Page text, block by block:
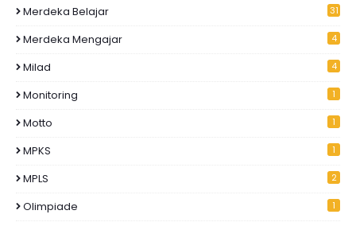
Merdeka Belajar 31
Merdeka Mengajar 4
Milad 4
Monitoring 1
Motto 1
MPKS 1
MPLS 2
Olimpiade 1